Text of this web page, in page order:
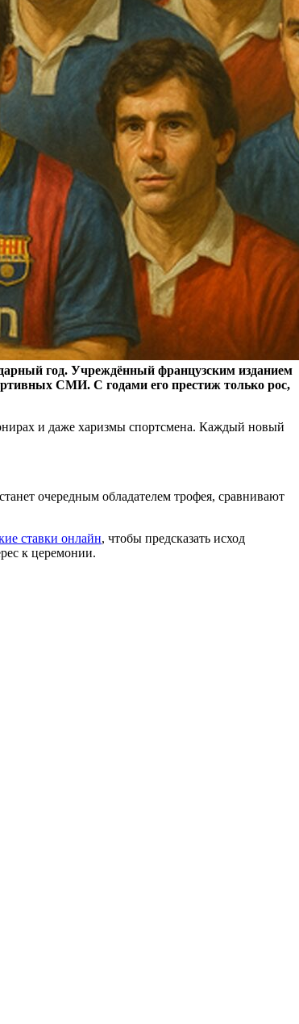
год. Учреждённый французским изданием
СМИ. С годами его престиж только рос,
и даже харизмы спортсмена. Каждый новый
очередным обладателем трофея, сравнивают
ставки онлайн, чтобы предсказать исход
к церемонии.